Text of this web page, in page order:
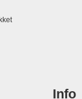
Info